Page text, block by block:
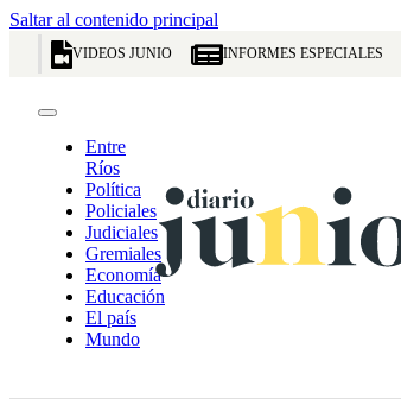
Saltar al contenido principal
VIDEOS JUNIO INFORMES ESPECIALES
Entre
Ríos
Política
Policiales
Judiciales
Gremiales
Economía
Educación
El país
Mundo